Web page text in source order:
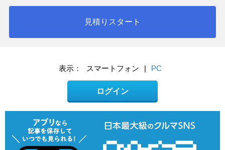
見積りスタート
表示： スマートフォン | PC
ログイン